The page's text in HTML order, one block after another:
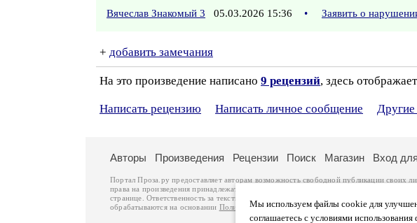
Вячеслав Знакомый 3 05.03.2026 15:36 • Заявить о
+ добавить замечания
На это произведение написано 9 рецензий, здесь
Написать рецензию Написать личное сообщение Другие
Мы используем файлы cookie для
соглашаетесь с условиями
Авторы Произведения Рецензии Поиск Магазин Вход
Портал Проза.ру предоставляет авторам возможность свободной публикации своих
права на произведения принадлежат авторам и охраняются
. Перепечатка
странице. Ответственность за тексты произведений авторы несут самостоятельно на
обрабатываются на основании Политики обработки персональных данных. Вы также